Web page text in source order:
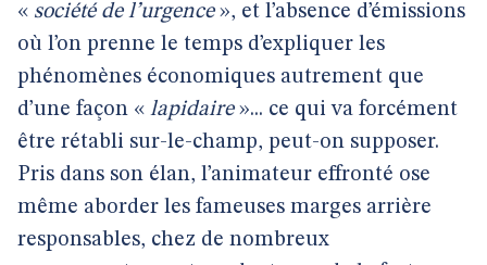
« société de l’urgence», et l’absence d’émissions
où l’on prenne le temps d’expliquer les
phénomènes économiques autrement que
d’une façon « lapidaire»... ce qui va forcément
être rétabli sur-le-champ, peut-on supposer.
Pris dans son élan, l’animateur effronté ose
même aborder les fameuses marges arrière
responsables, chez de nombreux